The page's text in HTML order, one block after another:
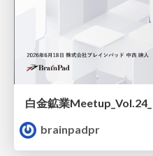
brainpadpr